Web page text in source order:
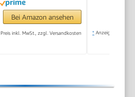
Bei Amazon ansehen
Preis inkl. MwSt., zzgl. Versandkosten * Anzeige